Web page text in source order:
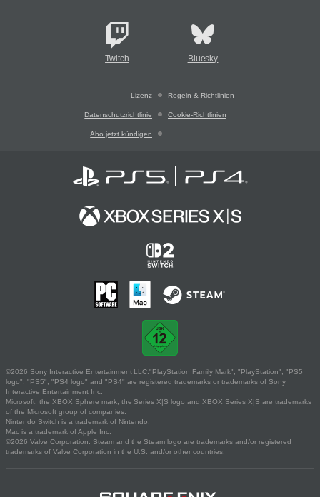
Twitch Bluesky
Lizenz Regeln & Richtlinien
Datenschutzrichtlinie Cookie-Richtlinien
Abo jetzt kündigen
©2026 Sony Interactive Entertainment LLC."PlayStation Family Mark", "PlayStation", "PS5
logo", "PS5", "PS4 logo" and "PS4" are registered trademarks or trademarks of Sony
Interactive Entertainment Inc.
Microsoft, the XBOX Sphere mark, the Series X|S logo and XBOX Series X|S are trademarks
of the Microsoft group of companies.
Nintendo Switch is a trademark of Nintendo.
Mac is a trademark of Apple Inc.
©2026 Valve Corporation. Steam and the Steam logo are trademarks and/or registered
trademarks of Valve Corporation in the U.S. and/or other countries.